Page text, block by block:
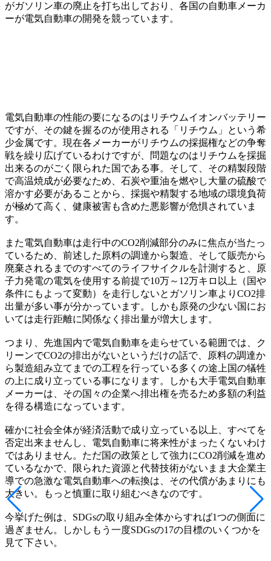
がガソリン車の廃止を打ち出しており、各国の自動車メーカ
ーが電気自動車の開発を競っています。
電気自動車の性能の要になるのはリチウムイオンバッテリー
ですが、その鍵を握るのが使用される「リチウム」という希
少金属です。現在各メーカーがリチウムの採掘権などの争奪
戦を繰り広げているわけですが、問題なのはリチウムを採掘
出来るのがごく限られた国である事。そして、その精製段階
で高温焼成が必要なため、石炭や重油を燃やし大量の硫酸で
溶かす必要があることから、採掘や精製する地域の環境負荷
が極めて高く、健康被害も含めた悪影響が危惧されていま
す。
また電気自動車は走行中のCO2削減部分のみに焦点が当たっ
ているため、前述した原料の調達から製造、そして販売から
廃棄されるまでのすべてのライフサイクルを計測すると、原
子力発電の電気を使用する前提で10万～12万キロ以上（国や
条件にもよって変動）を走行しないとガソリン車よりCO2排
出量が多い事が分かっています。しかも原発の少ない国にお
いては走行距離に関係なく排出量が増大します。
つまり、先進国内で電気自動車を走らせている範囲では、ク
リーンでCO2の排出がないというだけの話で、原料の調達か
ら製造組み立てまでの工程を行っている多くの途上国の犠牲
の上に成り立っている事になります。しかも大手電気自動車
メーカーは、その国々の企業へ排出権を売るため多額の利益
を得る構造になっています。
確かに社会全体が経済活動で成り立っている以上、すべてを
否定出来ませんし、電気自動車に将来性がまったくないわけ
ではありません。ただ国の政策として強力にCO2削減を進め
ているなかで、限られた資源と代替技術がないまま大企業主
導での急激な電気自動車への転換は、その代償があまりにも
大きい。もっと慎重に取り組むべきなのです。
今挙げた例は、SDGsの取り組み全体からすれば1つの側面に
過ぎません。しかしもう一度SDGsの17の目標のいくつかを
見て下さい。